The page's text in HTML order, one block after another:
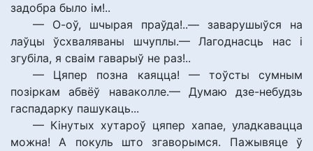
задобра было ім!..
— О-оў, шчырая праўда!..— заварушыўся на
лаўцы ўсхваляваны шчуплы.— Лагоднасць нас і
згубіла, я сваім гаварыў не раз!..
— Цяпер позна каяцца! — тоўсты сумным
позіркам абвёў наваколле.— Думаю дзе-небудзь
гаспадарку пашукаць...
— Кінутых хутароў цяпер хапае, уладкавацца
можна! А покуль што згаворымся. Пажывяце ў